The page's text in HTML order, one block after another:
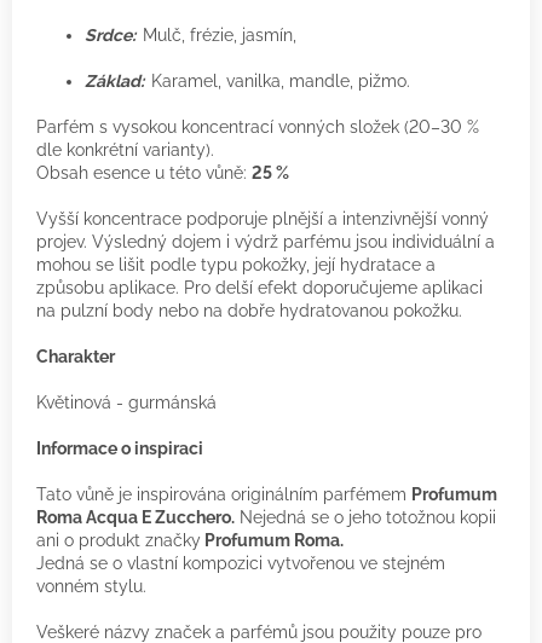
Srdce: Mulč, frézie, jasmín,
Základ: Karamel, vanilka, mandle, pižmo.
Parfém s vysokou koncentrací vonných složek (20–30 %
dle konkrétní varianty).
Obsah esence u této vůně: 25 %
Vyšší koncentrace podporuje plnější a intenzivnější vonný
projev. Výsledný dojem i výdrž parfému jsou individuální a
mohou se lišit podle typu pokožky, její hydratace a
způsobu aplikace. Pro delší efekt doporučujeme aplikaci
na pulzní body nebo na dobře hydratovanou pokožku.
Charakter
Květinová - gurmánská
Informace o inspiraci
Tato vůně je inspirována originálním parfémem Profumum
Roma Acqua E Zucchero. Nejedná se o jeho totožnou kopii
ani o produkt značky Profumum Roma.
Jedná se o vlastní kompozici vytvořenou ve stejném
vonném stylu.
Veškeré názvy značek a parfémů jsou použity pouze pro